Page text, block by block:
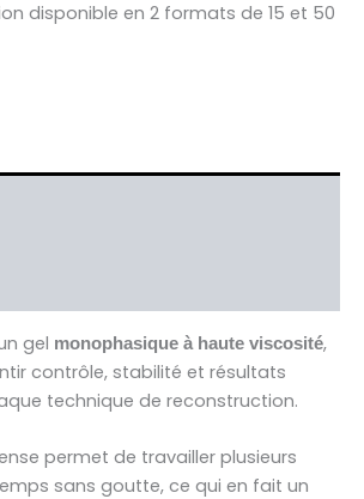
disponible en 2 formats de 15 et 50
gel monophasique à haute viscosité,
contrôle, stabilité et résultats
technique de reconstruction.
permet de travailler plusieurs
sans goutte, ce qui en fait un